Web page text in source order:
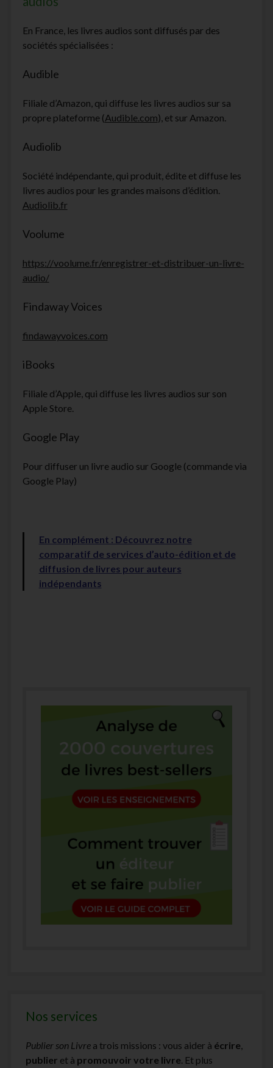
En France, les livres audios sont diffusés par des
sociétés spécialisées :
Audible
Filiale d’Amazon, qui diffuse les livres audios sur sa
propre plateforme (Audible.com), et sur Amazon.
Audiolib
Société indépendante, qui produit, édite et diffuse les
livres audios pour les grandes maisons d’édition.
Audiolib.fr
Voolume
https://voolume.fr/enregistrer-et-distribuer-un-livre-
audio/
Findaway Voices
findawayvoices.com
iBooks
Filiale d’Apple, qui diffuse les livres audios sur son
Apple Store.
Google Play
Pour diffuser un livre audio sur Google (commande via
Google Play)
En complément : Découvrez notre
comparatif de services d’auto-édition et de
diffusion de livres pour auteurs
indépendants
Nos services
Publier son Livre a trois missions : vous aider à écrire,
publier et à promouvoir votre livre. Et plus